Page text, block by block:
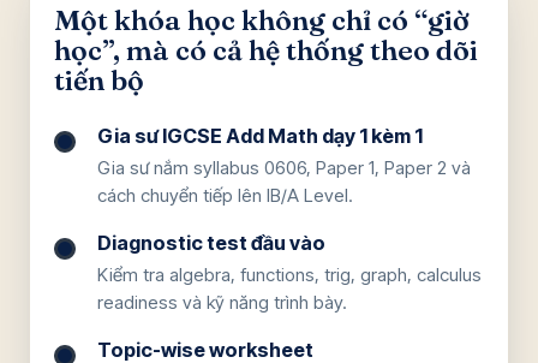
Một khóa học không chỉ có “giờ
học”, mà có cả hệ thống theo dõi
tiến bộ
Gia sư IGCSE Add Math dạy 1 kèm 1
Gia sư nắm syllabus 0606, Paper 1, Paper 2 và
cách chuyển tiếp lên IB/A Level.
Diagnostic test đầu vào
Kiểm tra algebra, functions, trig, graph, calculus
readiness và kỹ năng trình bày.
Topic-wise worksheet